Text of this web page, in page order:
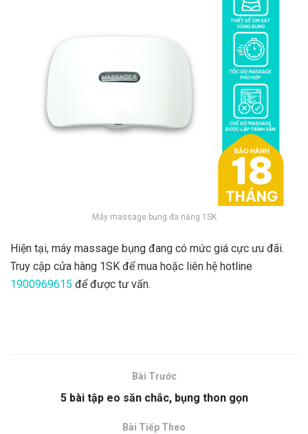
Máy massage bụng đa năng 1SK
Hiện tại, máy massage bụng đang có mức giá cực ưu đãi.
Truy cập cửa hàng 1SK để mua hoặc liên hệ hotline
1900969615 để được tư vấn.
Bài Trước
5 bài tập eo săn chắc, bụng thon gọn
Bài Tiếp Theo